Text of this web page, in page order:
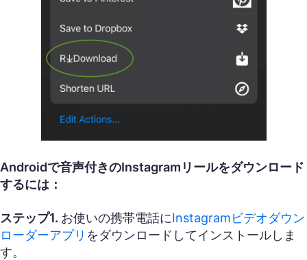
Androidで音声付きのInstagramリールをダウンロード
するには：
ステップ1. お使いの携帯電話にInstagramビデオダウン
ローダーアプリ をダウンロードしてインストールしま
す。